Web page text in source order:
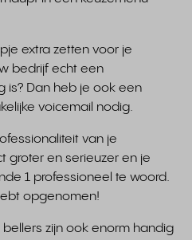
extra zetten voor je
bedrijf echt een
is? Dan heb je ook een
voicemail nodig.
van je
groter en serieuzer en je
1 professioneel te woord.
opgenomen!
zijn ook enorm handig